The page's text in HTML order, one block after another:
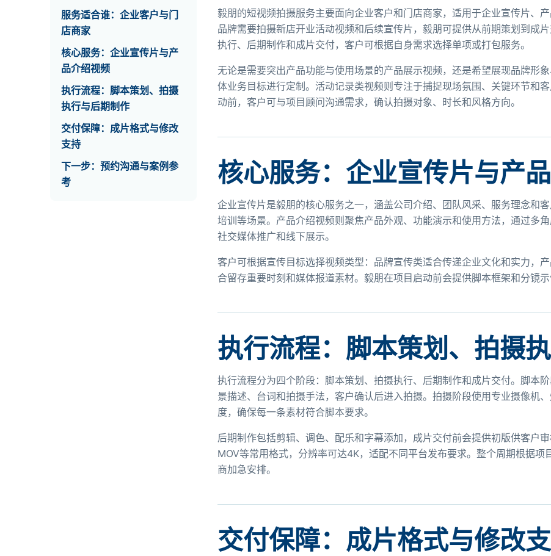
服务适合谁：企业客户与门
店商家
核心服务：企业宣传片与产
品介绍视频
执行流程：脚本策划、拍摄
执行与后期制作
交付保障：成片格式与修改
支持
下一步：预约沟通与案例参
考
毅朋的短视频拍摄服务主要面向企业客户和门店商家，适用于企业宣传片、
品牌需要拍摄新店开业活动视频和后续宣传片，毅朋可提供从前期策划到成
执行、后期制作和成片交付，客户可根据自身需求选择单项或打包服务。
无论是需要突出产品功能与使用场景的产品展示视频，还是希望展现品牌形
体业务目标进行定制。活动记录类视频则专注于捕捉现场氛围、关键环节和
动前，客户可与项目顾问沟通需求，确认拍摄对象、时长和风格方向。
核心服务：企业宣传片与产
企业宣传片是毅朋的核心服务之一，涵盖公司介绍、团队风采、服务理念和
培训等场景。产品介绍视频则聚焦产品外观、功能演示和使用方法，通过多
社交媒体推广和线下展示。
客户可根据宣传目标选择视频类型：品牌宣传类适合传递企业文化和实力，
合留存重要时刻和媒体报道素材。毅朋在项目启动前会提供脚本框架和分镜
执行流程：脚本策划、拍摄
执行流程分为四个阶段：脚本策划、拍摄执行、后期制作和成片交付。脚本
景描述、台词和拍摄手法，客户确认后进入拍摄。拍摄阶段使用专业摄像机
度，确保每一条素材符合脚本要求。
后期制作包括剪辑、调色、配乐和字幕添加，成片交付前会提供初版供客户
MOV等常用格式，分辨率可达4K，适配不同平台发布要求。整个周期根据
商加急安排。
交付保障：成片格式与修改